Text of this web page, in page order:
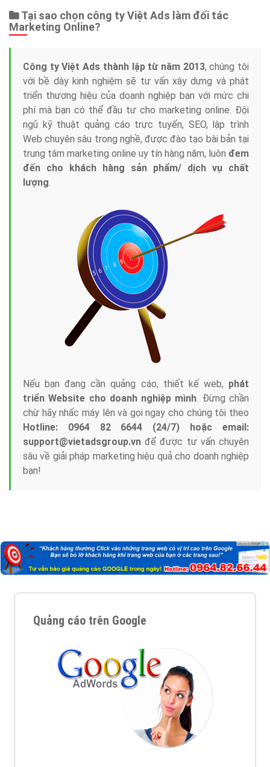
Tại sao chọn công ty Việt Ads làm đối tác
Marketing Online?
Công ty Việt Ads thành lập từ năm 2013, chúng tôi
với bề dày kinh nghiệm sẽ tư vấn xây dựng và phát
triển thương hiệu của doanh nghiệp bạn với mức chi
phí mà bạn có thể đầu tư cho marketing online. Đội
ngũ kỹ thuật quảng cáo trực tuyến, SEO, lập trình
Web chuyên sâu trong nghề, được đào tạo bài bản tại
trung tâm marketing online uy tín hàng năm, luôn đem
đến cho khách hàng sản phẩm/ dịch vụ chất
lượng.
Nếu bạn đang cần quảng cáo, thiết kế web, phát
triển Website cho doanh nghiệp mình. Đừng chần
chừ hãy nhấc máy lên và gọi ngay cho chúng tôi theo
Hotline: 0964 82 6644 (24/7) hoặc email:
support@vietadsgroup.vn để được tư vấn chuyên
sâu về giải pháp marketing hiệu quả cho doanh nghiệp
bạn!
Quảng cáo trên Google